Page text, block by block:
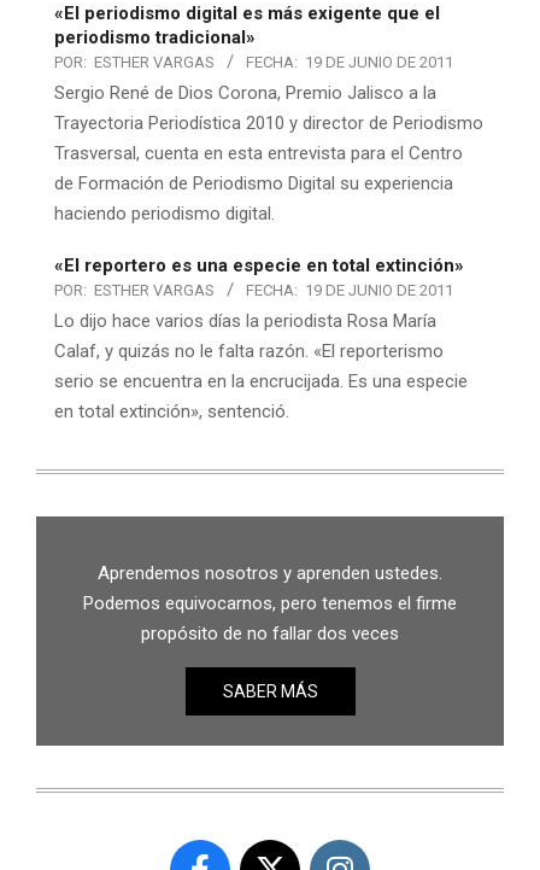
«El periodismo digital es más exigente que el
periodismo tradicional»
POR: ESTHER VARGAS FECHA: 19 DE JUNIO DE 2011
Sergio René de Dios Corona, Premio Jalisco a la
Trayectoria Periodística 2010 y director de Periodismo
Trasversal, cuenta en esta entrevista para el Centro
de Formación de Periodismo Digital su experiencia
haciendo periodismo digital.
«El reportero es una especie en total extinción»
POR: ESTHER VARGAS FECHA: 19 DE JUNIO DE 2011
Lo dijo hace varios días la periodista Rosa María
Calaf, y quizás no le falta razón. «El reporterismo
serio se encuentra en la encrucijada. Es una especie
en total extinción», sentenció.
Aprendemos nosotros y aprenden ustedes.
Podemos equivocarnos, pero tenemos el firme
propósito de no fallar dos veces
SABER MÁS